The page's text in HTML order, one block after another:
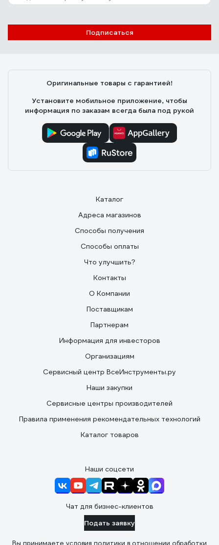
Подписаться
Оригинальные товары с гарантией!
Установите мобильное приложение, чтобы
информация по заказам всегда была под рукой
Каталог
Адреса магазинов
Способы получения
Способы оплаты
Что улучшить?
Контакты
О Компании
Поставщикам
Партнерам
Информация для инвесторов
Организациям
Сервисный центр ВсеИнструменты.ру
Наши закупки
Сервисные центры производителей
Правила применения рекомендательных технологий
Каталог товаров
Наши соцсети
Чат для бизнес-клиентов
Подать заявку